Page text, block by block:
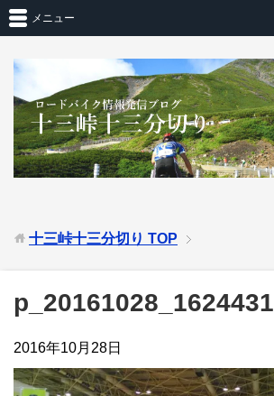
メニュー
十三峠十三分切り TOP
p_20161028_1624431
2016年10月28日